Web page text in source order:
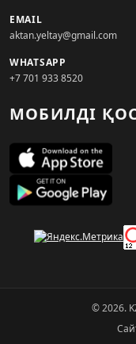
EMAIL
aktan.yeltay@gmail.com
WHATSAPP
+7 701 933 8520
МОБИЛДІ
© 2026.